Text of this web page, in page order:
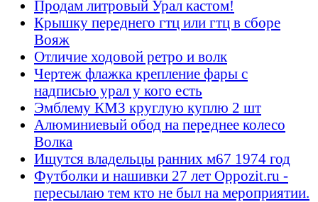
Продам литровый Урал кастом!
Крышку переднего гтц или гтц в сборе
Вояж
Отличие ходовой ретро и волк
Чертеж флажка крепление фары с
надписью урал у кого есть
Эмблему КМЗ круглую куплю 2 шт
Алюминиевый обод на переднее колесо
Волка
Ищутся владельцы ранних м67 1974 год
Футболки и нашивки 27 лет Oppozit.ru -
пересылаю тем кто не был на мероприятии.